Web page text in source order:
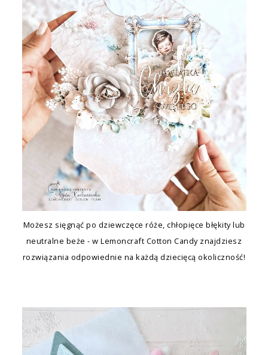
Możesz sięgnąć po dziewczęce róże, chłopięce błękity lub
neutralne beże - w Lemoncraft Cotton Candy znajdziesz
rozwiązania odpowiednie na każdą dziecięcą okoliczność!